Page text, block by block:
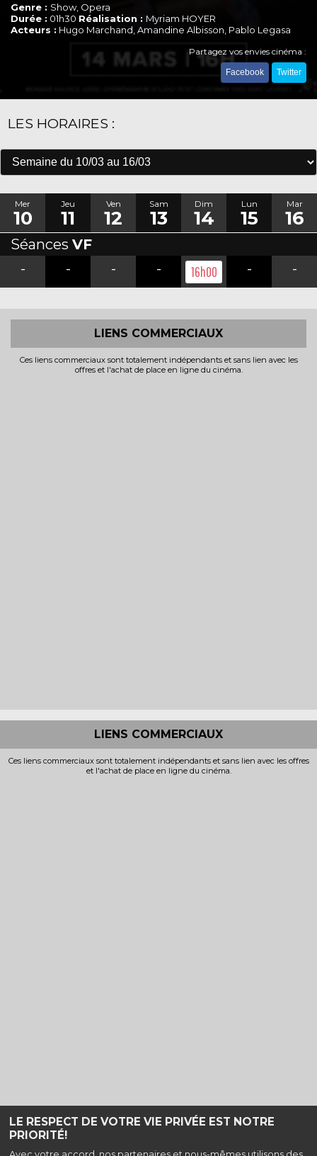
LE RESPECT DE VOTRE VIE PRIVÉE EST NOTRE
PRIORITÉ!
Genre : Show, Opera
Durée : 01h30 Réalisation : Myriam HOYER
Acteurs : Hugo Marchand, Amandine Albisson, Pablo Legasa
Partagez vos envies cinéma :
Facebook Twitter
LES HORAIRES :
Mer
10
Jeu
11
Ven
12
Sam
13
Dim
14
Lun
15
Mar
16
Séances VF
-
- - - 16h00 - -
LIENS COMMERCIAUX
Ces liens commerciaux sont totalement indépendants et sans lien avec les
offres et l'achat de place en ligne du cinéma.
LIENS COMMERCIAUX
Ces liens commerciaux sont totalement indépendants et sans lien avec les offres
et l'achat de place en ligne du cinéma.